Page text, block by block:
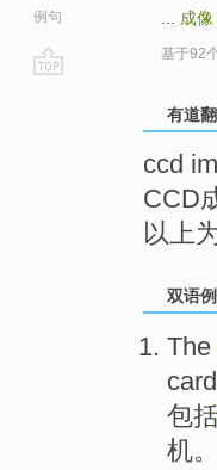
例句
成像
基于92
有道
ccd
CCD
以上
双语
The
card
包
机。